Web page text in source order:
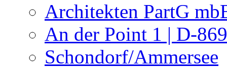
Architekten PartG
An der Point 1 | D-
Schondorf/Ammersee